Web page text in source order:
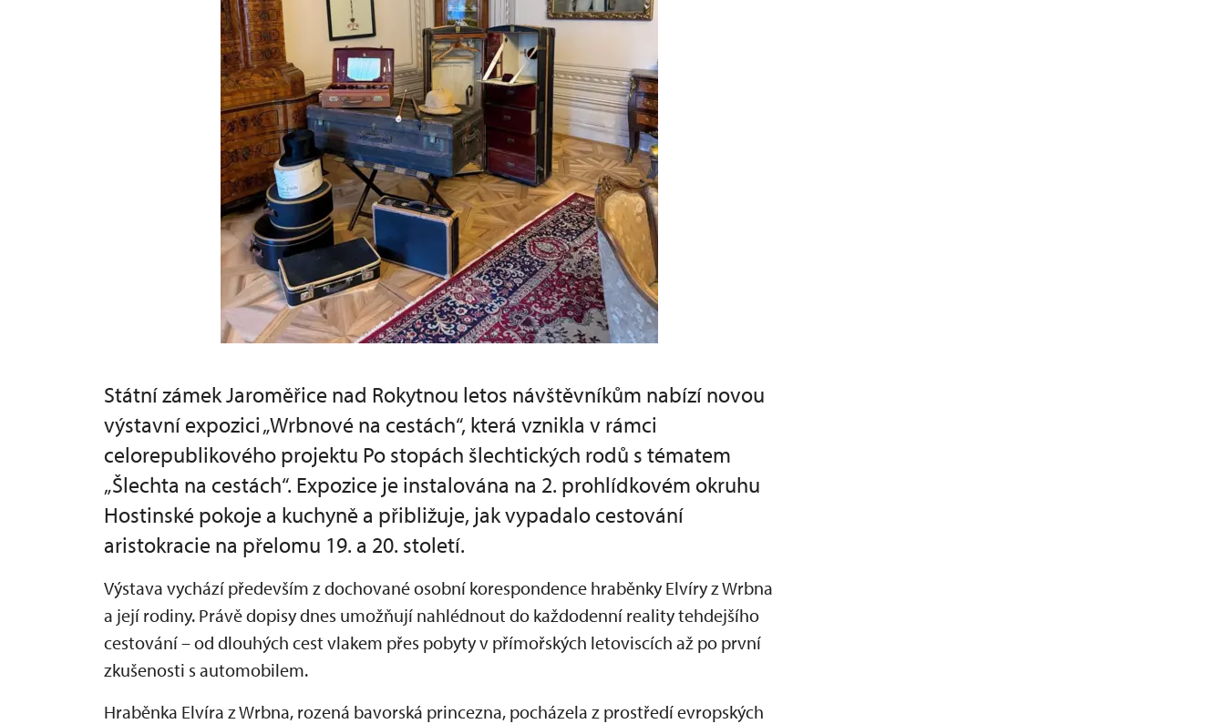
Státní zámek Jaroměřice nad Rokytnou letos návštěvníkům nabízí novou
výstavní expozici „Wrbnové na cestách“, která vznikla v rámci
celorepublikového projektu Po stopách šlechtických rodů s tématem
„Šlechta na cestách“. Expozice je instalována na 2. prohlídkovém okruhu
Hostinské pokoje a kuchyně a přibližuje, jak vypadalo cestování
aristokracie na přelomu 19. a 20. století.
Výstava vychází především z dochované osobní korespondence hraběnky Elvíry z Wrbna
a její rodiny. Právě dopisy dnes umožňují nahlédnout do každodenní reality tehdejšího
cestování – od dlouhých cest vlakem přes pobyty v přímořských letoviscích až po první
zkušenosti s automobilem.
Hraběnka Elvíra z Wrbna, rozená bavorská princezna, pocházela z prostředí evropských